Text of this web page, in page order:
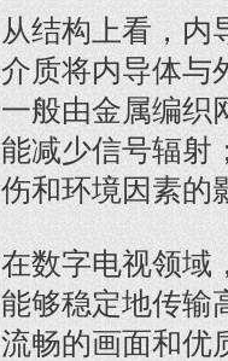
从结构上看，内
介质将内导体与
一般由金属编织
能减少信号辐射
伤和环境因素的
在数字电视领域
能够稳定地传输
流畅的画面和优